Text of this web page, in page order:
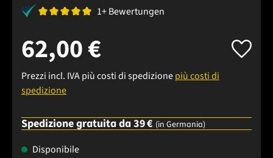
1+ Bewertungen
62,00 €
Prezzi incl. IVA più costi di spedizionepiù costi di
spedizione
Spedizione gratuita da 39 € (in Germania)
Disponibile